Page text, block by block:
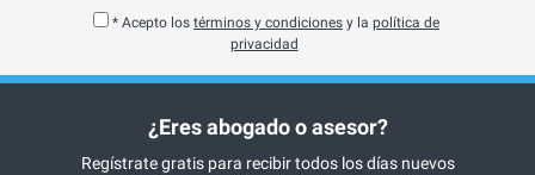
* Acepto los términos y condiciones y la política de
privacidad
¿Eres abogado o asesor?
Regístrate gratis para recibir todos los días nuevos